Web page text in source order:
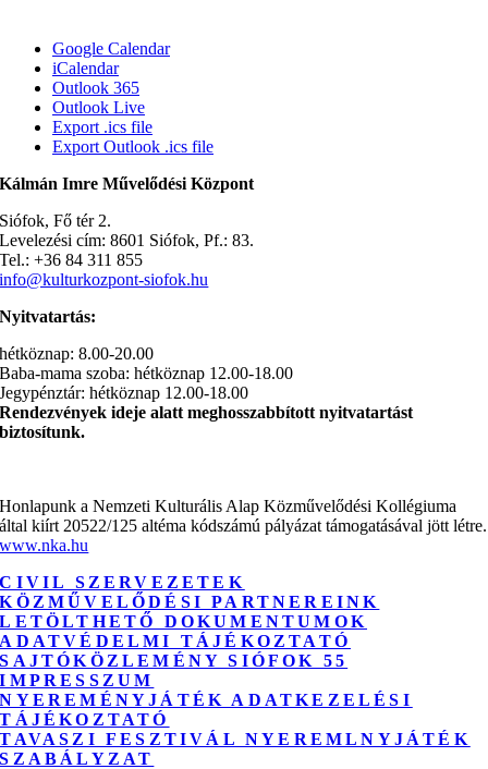
Google Calendar
iCalendar
Outlook 365
Outlook Live
Export .ics file
Export Outlook .ics file
Kálmán Imre Művelődési Központ
Siófok, Fő tér 2.
Levelezési cím: 8601 Siófok, Pf.: 83.
Tel.: +36 84 311 855
info@kulturkozpont-siofok.hu
Nyitvatartás:
hétköznap: 8.00-20.00
Baba-mama szoba: hétköznap 12.00-18.00
Jegypénztár: hétköznap 12.00-18.00
Rendezvények ideje alatt meghosszabbított nyitvatartást
biztosítunk.
Honlapunk a Nemzeti Kulturális Alap Közművelődési Kollégiuma
által kiírt 20522/125 altéma kódszámú pályázat támogatásával jött létre.
www.nka.hu
CIVIL SZERVEZETEK
KÖZMŰVELŐDÉSI PARTNEREINK
LETÖLTHETŐ DOKUMENTUMOK
ADATVÉDELMI TÁJÉKOZTATÓ
SAJTÓKÖZLEMÉNY SIÓFOK 55
IMPRESSZUM
NYEREMÉNYJÁTÉK ADATKEZELÉSI
TÁJÉKOZTATÓ
TAVASZI FESZTIVÁL NYEREMLNYJÁTÉK
SZABÁLYZAT